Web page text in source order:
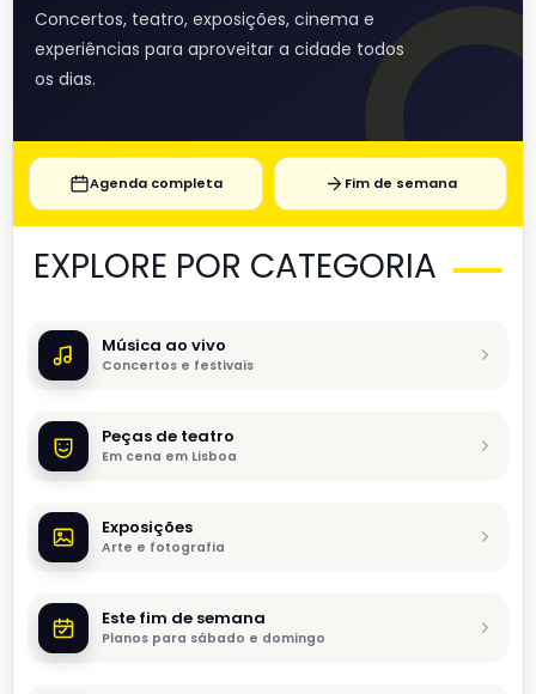
Concertos, teatro, exposições, cinema e
experiências para aproveitar a cidade todos
os dias.
Agenda completa Fim de semana
EXPLORE POR CATEGORIA
Música ao vivo
Concertos e festivais
Peças de teatro
Em cena em Lisboa
Exposições
Arte e fotografia
Este fim de semana
Planos para sábado e domingo